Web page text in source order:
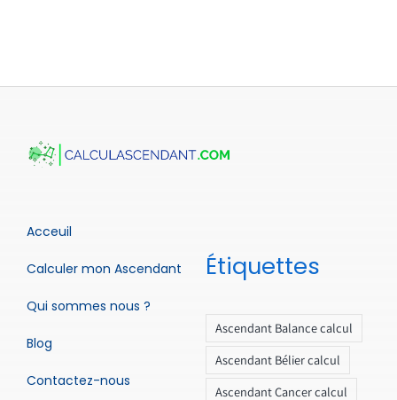
Acceuil
Calculer mon Ascendant
Qui sommes nous ?
Blog
Contactez-nous
Étiquettes
Ascendant Balance calcul
Ascendant Bélier calcul
Ascendant Cancer calcul